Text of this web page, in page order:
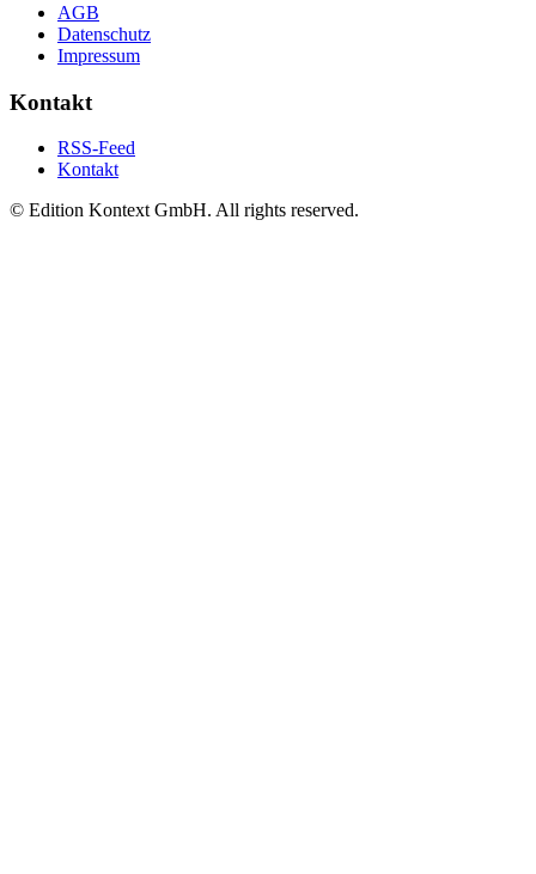
AGB
Datenschutz
Impressum
Kontakt
RSS-Feed
Kontakt
© Edition Kontext GmbH. All rights reserved.